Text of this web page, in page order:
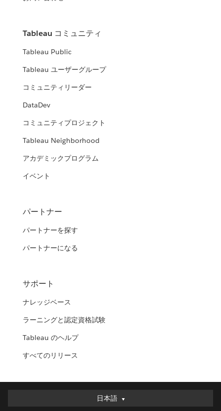
Tableau コミュニティ
Tableau Public
Tableau ユーザーグループ
コミュニティリーダー
DataDev
コミュニティプロジェクト
Tableau Neighborhood
アカデミックプログラム
イベント
パートナー
パートナーを探す
パートナーになる
サポート
ナレッジベース
ラーニングと認定資格試験
Tableau のヘルプ
すべてのリリース
日本語
日本語